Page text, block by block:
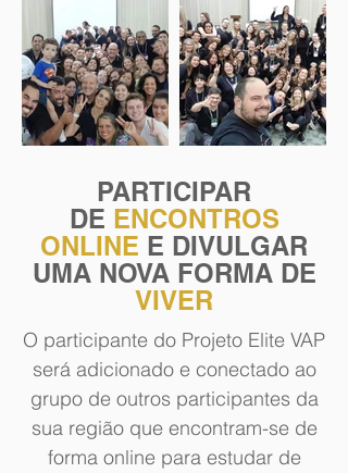
PARTICIPAR
DE ENCONTROS
ONLINE E DIVULGAR
UMA NOVA FORMA DE
VIVER
O participante do Projeto Elite VAP
será adicionado e conectado ao
grupo de outros participantes da
sua região que encontram-se de
forma online para estudar de